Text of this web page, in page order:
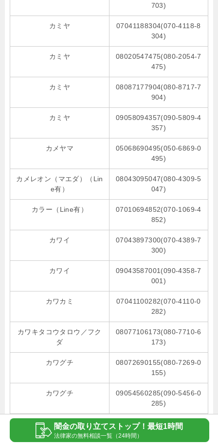
703)
カミヤ
07041188304(070-4118-8
304)
カミヤ
08020547475(080-2054-7
475)
カミヤ
08087177904(080-8717-7
904)
カミヤ
09058094357(090-5809-4
357)
カメヤマ
05068690495(050-6869-0
495)
カメレオン（マエダ）（Lin
e有）
08043095047(080-4309-5
047)
カラー（Line有）
07010694852(070-1069-4
852)
カワイ
07043897300(070-4389-7
300)
カワイ
09043587001(090-4358-7
001)
カワカミ
07041100282(070-4110-0
282)
カワキタコウタロウ／フク
ダ
08077106173(080-7710-6
173)
カワグチ
08072690155(080-7269-0
155)
カワグチ
09054560285(090-5456-0
285)
お知らせの後にも、引き続き闇金業者の一覧を掲載し
闇金の取り立てストップ！最短1時間
法律家の無料相談一覧（24時間）